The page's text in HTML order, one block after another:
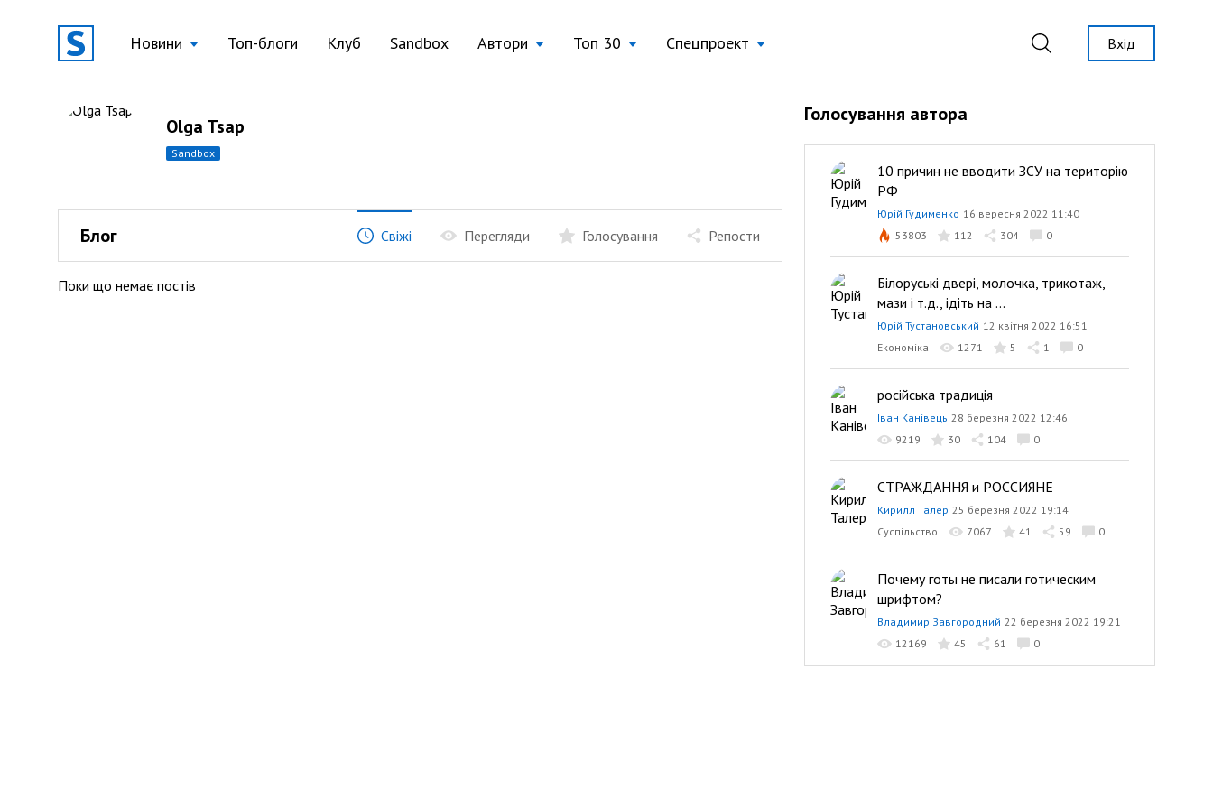
Новини Топ-блоги Клуб Sandbox Автори Топ 30 Спецпроект Вхід
Olga Tsap
sandbox
Блог Свіжі Перегляди Голосування Репости
Поки що немає постів
Голосування автора
10 причин не вводити ЗСУ на територію
РФ
Юрій Гудименко 16 вересня 2022 11:40
53803
112 304 0
Білоруські двері, молочка, трикотаж,
мази і т.д., ідіть на ...
Юрій Тустановський 12 квітня 2022 16:51
Економіка
1271 5 1 0
російська традиція
Іван Канівець 28 березня 2022 12:46
9219
30 104 0
СТРАЖДАННЯ и РОССИЯНЕ
Кирилл Талер 25 березня 2022 19:14
Суспільство
7067 41 59 0
Почему готы не писали готическим
шрифтом?
Владимир Завгородний 22 березня 2022 19:21
12169
45 61 0